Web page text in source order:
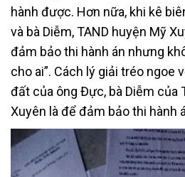
hành được. Hơn nữa, khi kê
và bà Diễm, TAND huyện Mỹ
đảm bảo thi hành án nhưng
cho ai”. Cách lý giải tréo ngoe
đất của ông Đực, bà Diễm của
Xuyên là để đảm bảo thi hành